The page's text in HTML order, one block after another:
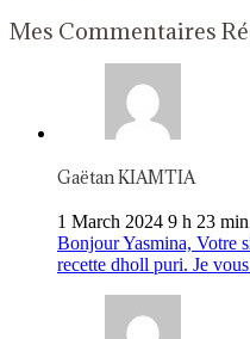
Mes Commentaires
Gaëtan KIAMTIA
1 March 2024 9 h 23 min
Bonjour Yasmina, Votre
recette dholl puri. Je